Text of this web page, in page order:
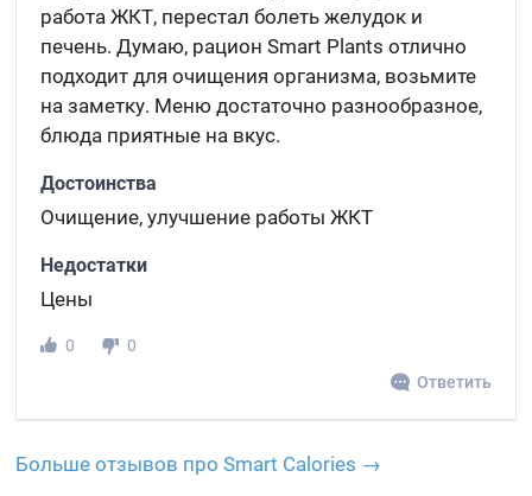
работа ЖКТ, перестал болеть желудок и
печень. Думаю, рацион Smart Plants отлично
подходит для очищения организма, возьмите
на заметку. Меню достаточно разнообразное,
блюда приятные на вкус.
Достоинства
Очищение, улучшение работы ЖКТ
Недостатки
Цены
0
0
Ответить
Больше отзывов про Smart Calories →